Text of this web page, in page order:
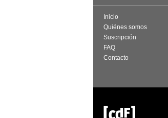
Inicio
Quiénes somos
Suscripción
FAQ
Contacto